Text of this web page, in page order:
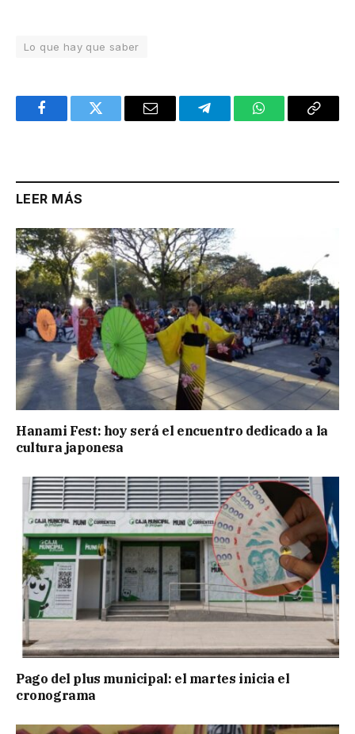
Lo que hay que saber
FacebookTwitter Email TelegramWhatsAppCopy
LEER MÁS
Hanami Fest: hoy será el encuentro dedicado a la
cultura japonesa
Pago del plus municipal: el martes inicia el
cronograma